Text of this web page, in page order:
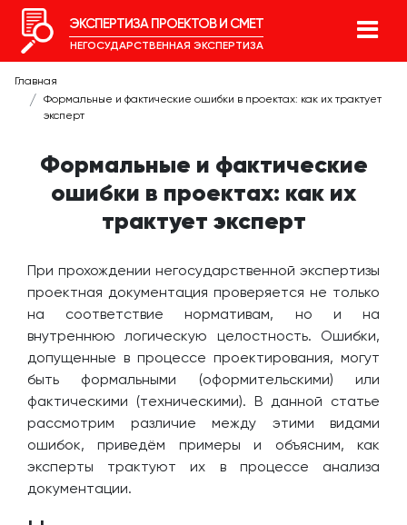
ЭКСПЕРТИЗА ПРОЕКТОВ И СМЕТ
НЕГОСУДАРСТВЕННАЯ ЭКСПЕРТИЗА
Главная
Формальные и фактические ошибки в проектах: как их трактует
эксперт
Формальные и фактические
ошибки в проектах: как их
трактует эксперт
При прохождении негосударственной экспертизы
проектная документация проверяется не только
на соответствие нормативам, но и на
внутреннюю логическую целостность. Ошибки,
допущенные в процессе проектирования, могут
быть формальными (оформительскими) или
фактическими (техническими). В данной статье
рассмотрим различие между этими видами
ошибок, приведём примеры и объясним, как
эксперты трактуют их в процессе анализа
документации.